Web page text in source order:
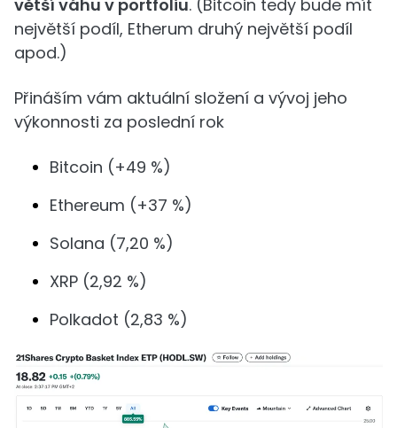
větší váhu v portfoliu. (Bitcoin tedy bude mít
největší podíl, Etherum druhý největší podíl
apod.)
Přináším vám aktuální složení a vývoj jeho
výkonnosti za poslední rok
Bitcoin (+49 %)
Ethereum (+37 %)
Solana (7,20 %)
XRP (2,92 %)
Polkadot (2,83 %)